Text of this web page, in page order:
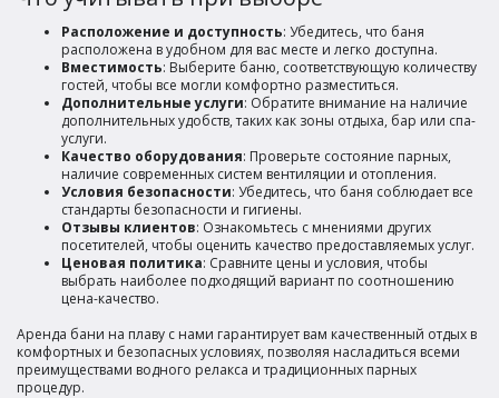
Расположение и доступность: Убедитесь, что баня
расположена в удобном для вас месте и легко доступна.
Вместимость: Выберите баню, соответствующую количеству
гостей, чтобы все могли комфортно разместиться.
Дополнительные услуги: Обратите внимание на наличие
дополнительных удобств, таких как зоны отдыха, бар или спа-
услуги.
Качество оборудования: Проверьте состояние парных,
наличие современных систем вентиляции и отопления.
Условия безопасности: Убедитесь, что баня соблюдает все
стандарты безопасности и гигиены.
Отзывы клиентов: Ознакомьтесь с мнениями других
посетителей, чтобы оценить качество предоставляемых услуг.
Ценовая политика: Сравните цены и условия, чтобы
выбрать наиболее подходящий вариант по соотношению
цена-качество.
Аренда бани на плаву с нами гарантирует вам качественный отдых в
комфортных и безопасных условиях, позволяя насладиться всеми
преимуществами водного релакса и традиционных парных
процедур.